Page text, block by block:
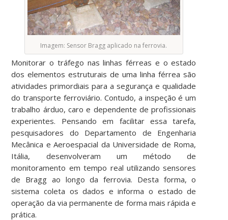
Imagem: Sensor Bragg aplicado na ferrovia.
Monitorar o tráfego nas linhas férreas e o estado
dos elementos estruturais de uma linha férrea são
atividades primordiais para a segurança e qualidade
do transporte ferroviário. Contudo, a inspeção é um
trabalho árduo, caro e dependente de profissionais
experientes. Pensando em facilitar essa tarefa,
pesquisadores do Departamento de Engenharia
Mecânica e Aeroespacial da Universidade de Roma,
Itália, desenvolveram um método de
monitoramento em tempo real utilizando sensores
de Bragg ao longo da ferrovia. Desta forma, o
sistema coleta os dados e informa o estado de
operação da via permanente de forma mais rápida e
prática.